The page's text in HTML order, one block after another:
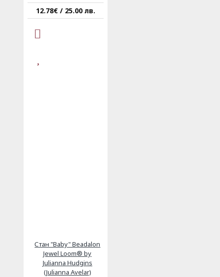
12.78€ / 25.00 лв.
Стан "Baby" Beadalon
Jewel Loom® by
Julianna Hudgins
(Julianna Avelar)